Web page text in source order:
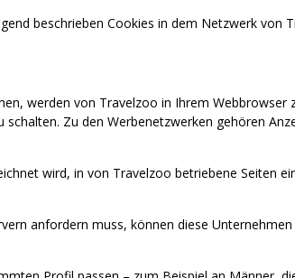
beschrieben Cookies in dem Netzwerk von
werden von Travelzoo in Ihrem
Zu den Werbenetzwerken gehören
wird, in von Travelzoo betriebene Seiten
anfordern muss, können diese